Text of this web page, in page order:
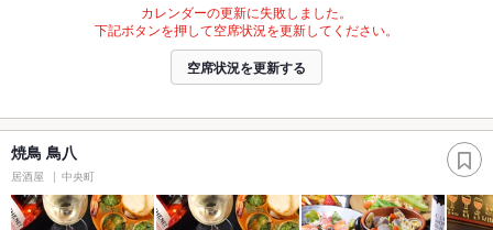
カレンダーの更新に失敗しました。
下記ボタンを押して空席状況を更新してください。
空席状況を更新する
焼鳥 鳥八
居酒屋 中央町